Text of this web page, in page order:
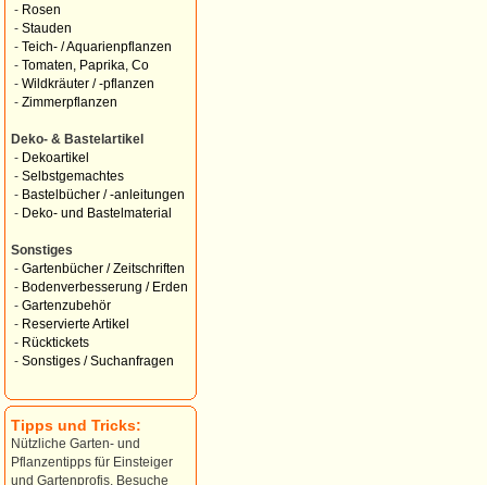
- Rosen
- Stauden
- Teich- / Aquarienpflanzen
- Tomaten, Paprika, Co
- Wildkräuter / -pflanzen
- Zimmerpflanzen
Deko- & Bastelartikel
- Dekoartikel
- Selbstgemachtes
- Bastelbücher / -anleitungen
- Deko- und Bastelmaterial
Sonstiges
- Gartenbücher / Zeitschriften
- Bodenverbesserung / Erden
- Gartenzubehör
- Reservierte Artikel
- Rücktickets
- Sonstiges / Suchanfragen
Tipps und Tricks:
Nützliche Garten- und
Pflanzentipps für Einsteiger
und Gartenprofis. Besuche